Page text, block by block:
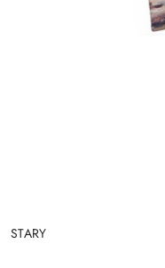
STARY